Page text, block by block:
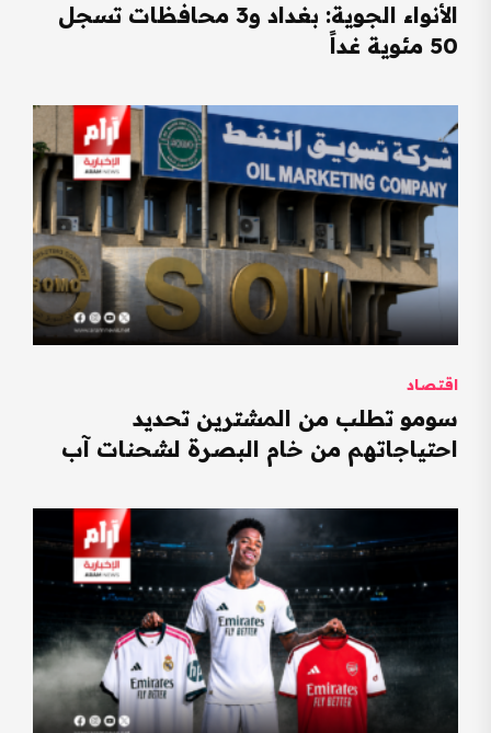
الأنواء الجوية: بغداد و3 محافظات تسجل
50 مئوية غداً
اقتصاد
سومو تطلب من المشترين تحديد
احتياجاتهم من خام البصرة لشحنات آب